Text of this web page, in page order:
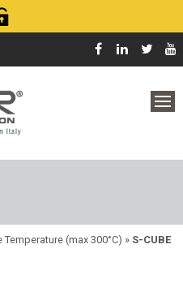
(max 300°C) » S-CUBE